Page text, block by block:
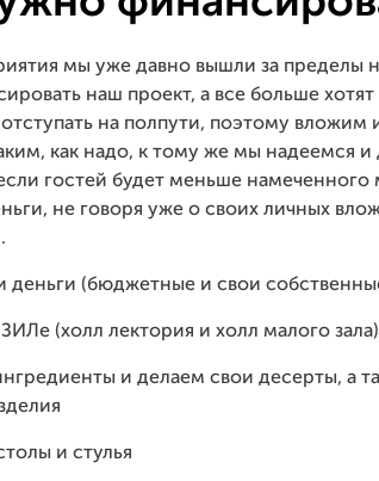
мы уже давно вышли за пределы
наш проект, а все больше
на полпути, поэтому вложим
как надо, к тому же мы надеемся и
гостей будет меньше
не говоря уже о своих личных
деньги (бюджетные и свои
(холл лектория и холл малого зала)
и делаем свои десерты, а
и стулья